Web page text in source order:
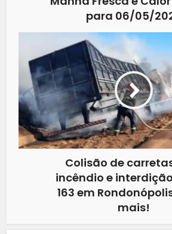
para 06/05/
Colisão de
incêndio e
163 em
mais!